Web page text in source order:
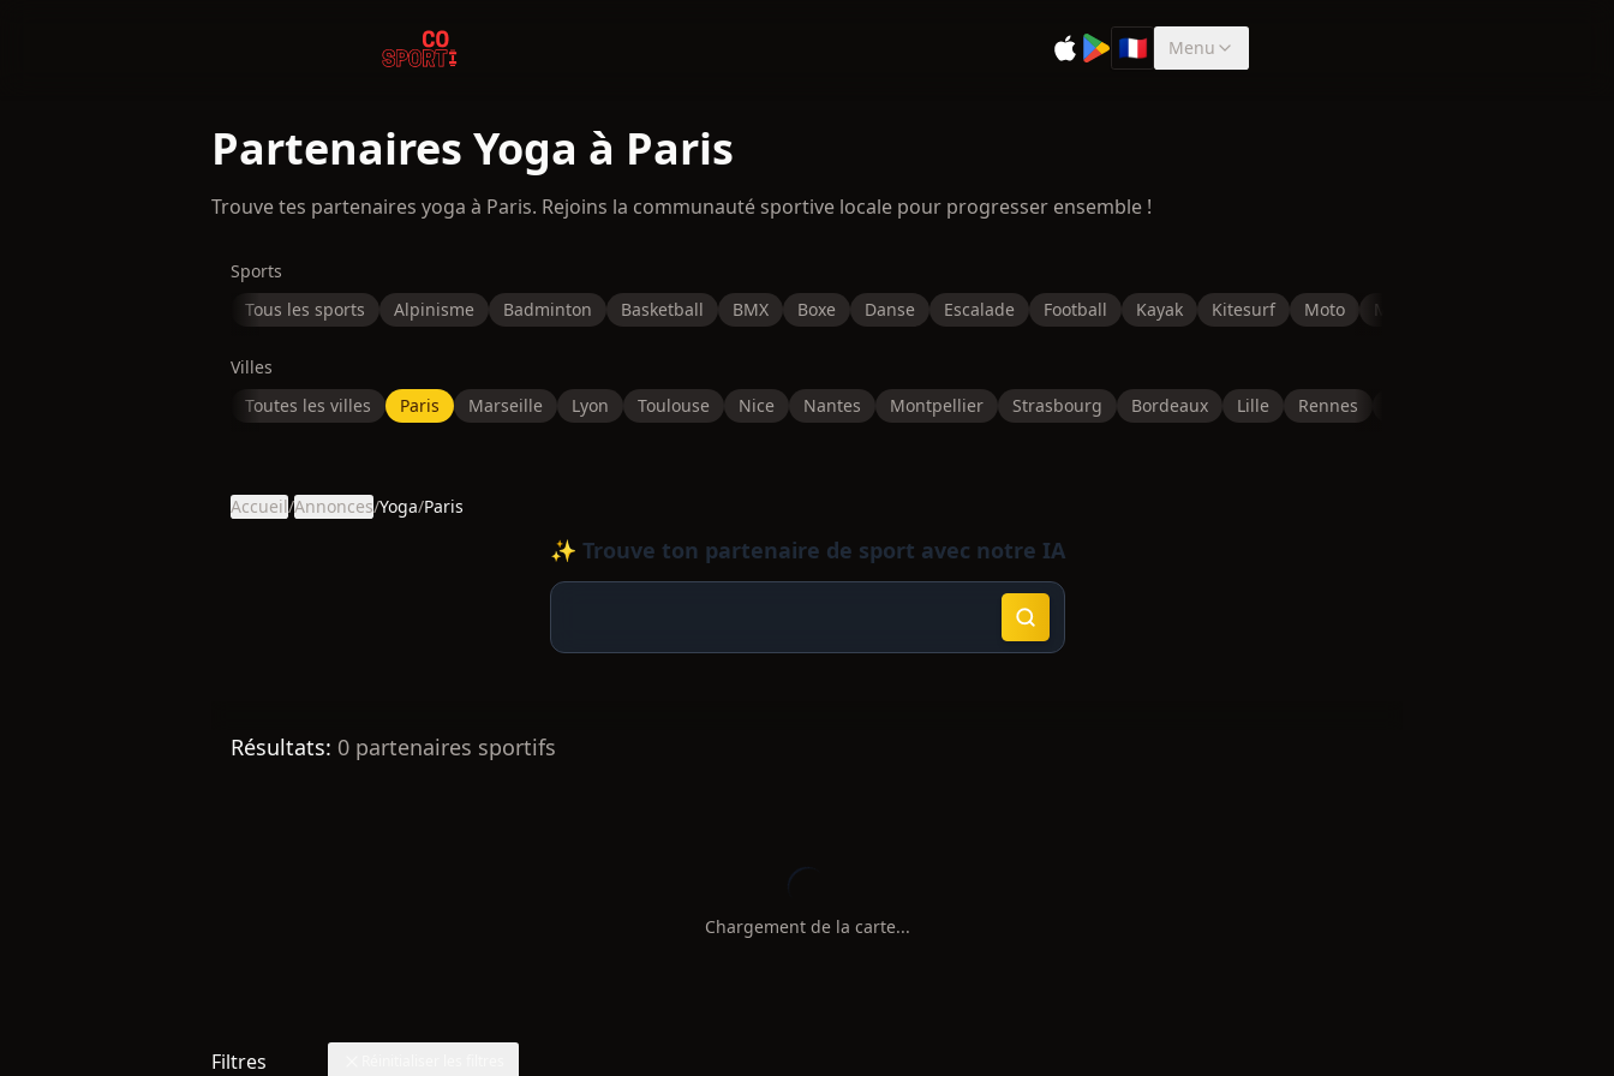
🇫🇷Sélectionner la langue
Menu
Partenaires Yoga à Paris
Trouve tes partenaires yoga à Paris. Rejoins la communauté sportive locale pour progresser ensemble !
Sports
Tous les sports
Alpinisme Badminton Basketball BMX Boxe Danse Escalade Football Kayak Kitesurf Moto Musculation
Villes
Toutes les villes
Paris Marseille Lyon Toulouse Nice Nantes Montpellier Strasbourg Bordeaux Lille Rennes
Accueil/Annonces/Yoga/Paris
✨ Trouve ton partenaire de sport avec notre IA
Résultats: 0 partenaires sportifs
Chargement de la carte...
Filtres